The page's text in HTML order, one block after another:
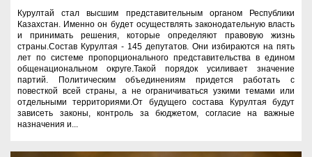
Курултай стал высшим представительным органом Республики
Казахстан. Именно он будет осуществлять законодательную власть
и принимать решения, которые определяют правовую жизнь
страны.Состав Курултая - 145 депутатов. Они избираются на пять
лет по системе пропорционального представительства в едином
общенациональном округе.Такой порядок усиливает значение
партий. Политическим объединениям придется работать с
повесткой всей страны, а не ограничиваться узкими темами или
отдельными территориями.От будущего состава Курултая будут
зависеть законы, контроль за бюджетом, согласие на важные
назначения и...